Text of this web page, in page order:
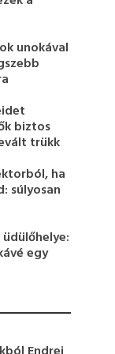
unokával
biztos
trükk
ha
súlyosan
egy